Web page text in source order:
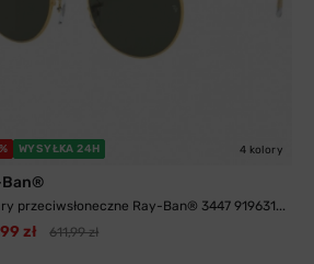
WYSYŁKA 24H 4 kolory
Ban®
przeciwsłoneczne Ray-Ban® 3447 919631...
zł 611,99 zł